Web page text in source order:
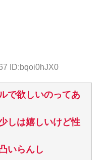
ID:bqoi0hJX0
で欲しいのってあ
しは嬉しいけど性
いらんし